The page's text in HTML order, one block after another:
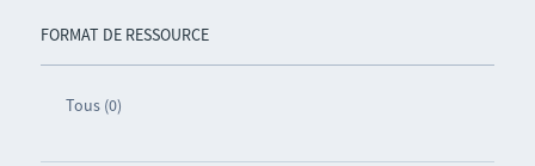
FORMAT DE RESSOURCE
Tous (0)